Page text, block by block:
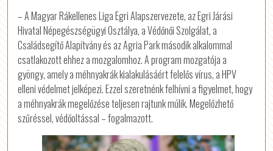
– A Magyar Rákellenes Liga Egri Alapszervezete, az Egri Járási
Hivatal Népegészségügyi Osztálya, a Védőnői Szolgálat, a
Családsegítő Alapítvány és az Agria Park második alkalommal
csatlakozott ehhez a mozgalomhoz. A program mozgatója a
gyöngy, amely a méhnyakrák kialakulásáért felelős vírus, a HPV
elleni védelmet jelképezi. Ezzel szeretnénk felhívni a figyelmet, hogy
a méhnyakrák megelőzése teljesen rajtunk múlik. Megelőzhető
szűréssel, védőoltással – fogalmazott.